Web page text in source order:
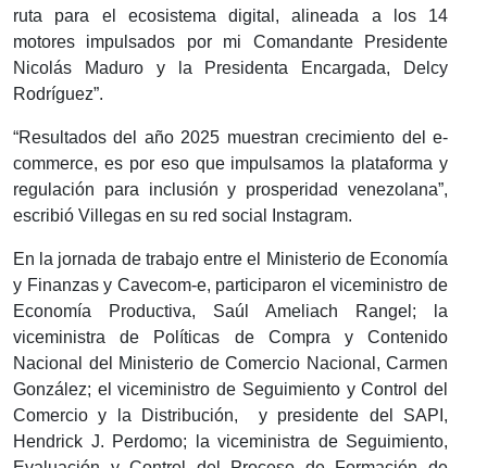
ruta para el ecosistema digital, alineada a los 14
motores impulsados por mi Comandante Presidente
Nicolás Maduro y la Presidenta Encargada, Delcy
Rodríguez”.
“Resultados del año 2025 muestran crecimiento del e-
commerce, es por eso que impulsamos la plataforma y
regulación para inclusión y prosperidad venezolana”,
escribió Villegas en su red social Instagram.
En la jornada de trabajo entre el Ministerio de Economía
y Finanzas y Cavecom-e, participaron el viceministro de
Economía Productiva, Saúl Ameliach Rangel; la
viceministra de Políticas de Compra y Contenido
Nacional del Ministerio de Comercio Nacional, Carmen
González; el viceministro de Seguimiento y Control del
Comercio y la Distribución, y presidente del SAPI,
Hendrick J. Perdomo; la viceministra de Seguimiento,